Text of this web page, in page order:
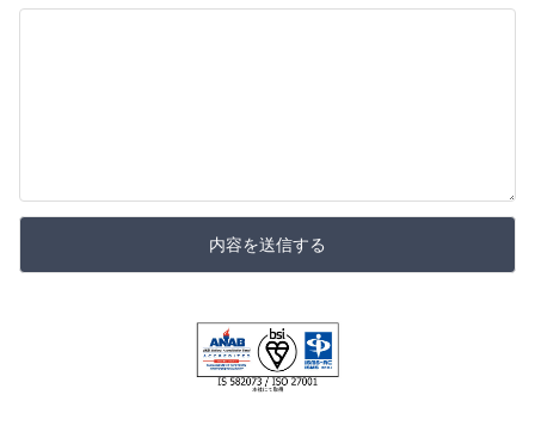
内容を送信する